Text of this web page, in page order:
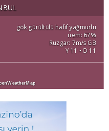
gök gürültülü hafif yağmurlu
nem: 67%
Rüzgar: 7m/s GB
Y 11 • D 11